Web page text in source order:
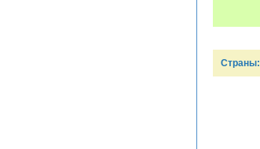
Страны: